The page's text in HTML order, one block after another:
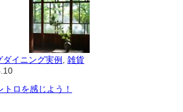
ダイニング実例 雑貨
ロを感じよう！